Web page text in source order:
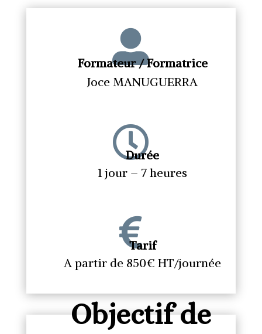

Formateur / Formatrice
Joce MANUGUERRA

Durée
1 jour – 7 heures

Tarif
A partir de 850€ HT/journée
Objectif de